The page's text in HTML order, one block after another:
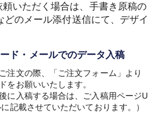
いただく場合は、手書き原稿の
どのメール添付送信にて、デザイ
ド・メールでのデータ入稿
注文の際、「ご注文フォーム」より
をお願いいたします。
に入稿する場合は、ご入稿用ページU
記載させていただいております。）